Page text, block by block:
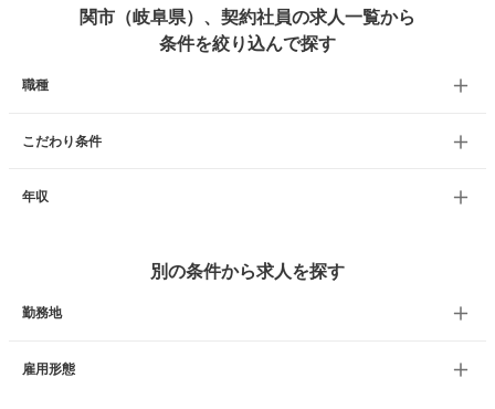
関市（岐阜県）、契約社員の求人一覧から
条件を絞り込んで探す
職種
こだわり条件
年収
別の条件から求人を探す
勤務地
雇用形態